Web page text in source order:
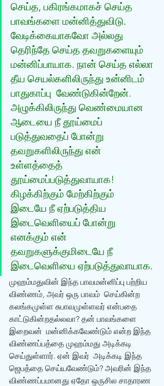
செய்த, பகிரங்கமாகச் செய்த
பாவங்களை மன்னித்துவிடு.
வேடிக்கையாகவோ அல்லது
தெரிந்தே செய்த தவறுகளையும்
மன்னிப்பாயாக. நான் செய்த எல்லா
தீய செயல்களிலிருந்து உன்னிடம்
பாதுகாப்பு  வேண்டுகின்றேன்.
அழுக்கிலிருந்து வெண்மையான
ஆடையை நீ தூய்மைப்
படுத்துவதைப் போன்று
தவறுகளிலிருந்து என்
உள்ளத்தைத்
தூய்மைப்படுத்துவாயாக!
கிழக்கிற்கும் மேற்கிற்கும்
இடையே நீ ஏற்படுத்திய
இடைவெளியைப் போன்று
எனக்கும் என்
தவறுகளுக்குமிடையே நீ
இடைவெளியை ஏற்படுத்துவாயாக.
முஹம்மதுவின் இந்த பாவமன்னிப்பு பற்றிய
விண்ணம், அவர் ஒரு பாவம்  செய்கின்ற
கலங்கமுள்ள சுபாவமுள்ளவர் என்பதை
காட்டுகின்றதல்லவா? தன் பாவங்களை
இறைவன்  மன்னிக்கவேண்டும் என்ற இந்த
விண்ணப்பத்தை முஹம்மது அடிக்கடி
செய்துள்ளார். ஏன் இவர்  அடிக்கடி இந்த
ஜெபத்தை செய்யவேண்டும்? அவரின் இந்த
விண்ணப்பமானது ஏதோ ஒருசில சாதாரண